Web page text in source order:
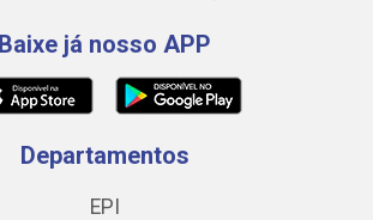
Baixe já nosso APP
Departamentos
EPI